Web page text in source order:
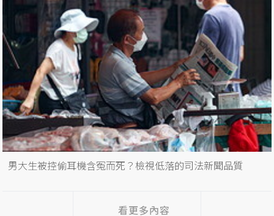
男大生被控偷耳機含冤而死？檢視低落的司法新聞品質
看更多內容